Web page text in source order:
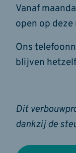
Vanaf
open op
Ons
blijven
Dit
dankzij de